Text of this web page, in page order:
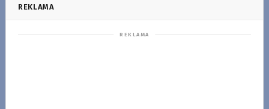
REKLAMA